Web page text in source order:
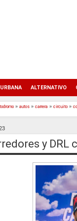
URBANA ALTERNATIVO
» autos » carrera » circuito »
y